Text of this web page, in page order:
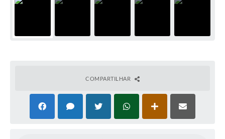
COMPARTILHAR